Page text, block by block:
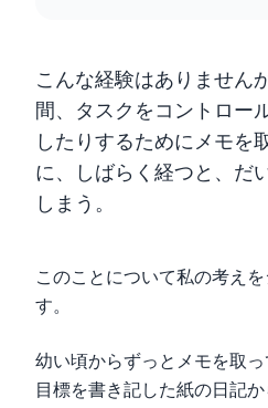
こんな経験はありません
間、タスクをコントロー
したりするためにメモを
に、しばらく経つと、だ
しまう。
このことについて私の考え
す。
幼い頃からずっとメモを取
目標を書き記した紙の日記